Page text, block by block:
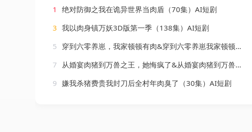
1 绝对防御之我在诡异世界当肉盾（70集）AI短剧
3 我以肉身镇万妖3D版第一季（138集）AI短剧
5 穿到六零养崽，我家顿顿有肉&穿到六零养崽我家顿顿有肉（100集）AI短剧
7
从婚宴肉猪到万兽之王，她悔疯了&从婚宴肉猪到万兽之王她悔疯了（80集）AI短剧
9 嫌我杀猪费贵我封刀后全村年肉臭了（30集）AI短剧